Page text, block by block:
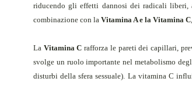
riducendo gli effetti dannosi dei radicali liberi,
combinazione con la Vitamina A e la Vitamina C
La Vitamina C rafforza le pareti dei capillari,
svolge un ruolo importante nel metabolismo
disturbi della sfera sessuale). La vitamina C